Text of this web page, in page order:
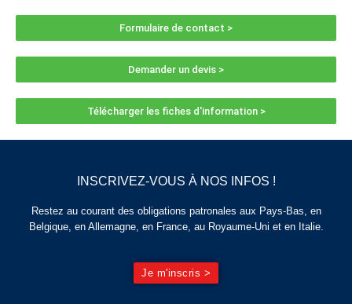
Formulaire de contact >
Demander un devis >
Télécharger les fiches d'information >
INSCRIVEZ-VOUS À NOS INFOS !
Restez au courant des obligations patronales aux Pays-Bas, en
Belgique, en Allemagne, en France, au Royaume-Uni et en Italie.
Je m'inscris >